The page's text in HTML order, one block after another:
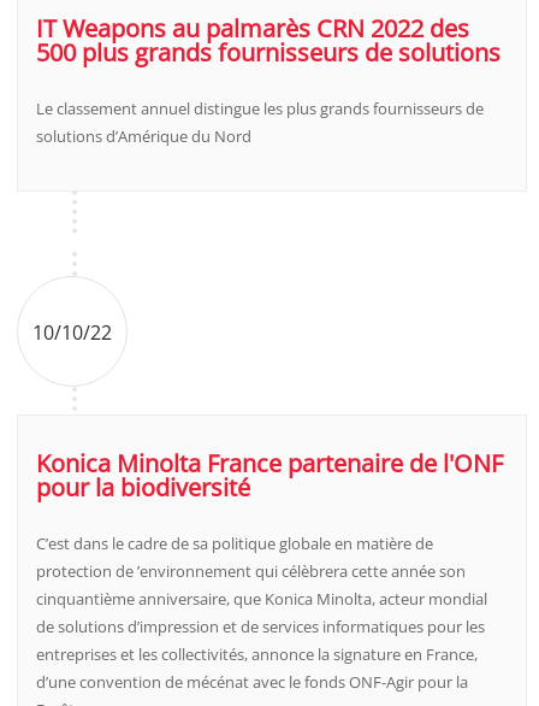
IT Weapons au palmarès CRN 2022 des
500 plus grands fournisseurs de solutions
Le classement annuel distingue les plus grands fournisseurs de
solutions d’Amérique du Nord
10/10/22
Konica Minolta France partenaire de l'ONF
pour la biodiversité
C’est dans le cadre de sa politique globale en matière de
protection de ’environnement qui célèbrera cette année son
cinquantième anniversaire, que Konica Minolta, acteur mondial
de solutions d’impression et de services informatiques pour les
entreprises et les collectivités, annonce la signature en France,
d’une convention de mécénat avec le fonds ONF-Agir pour la